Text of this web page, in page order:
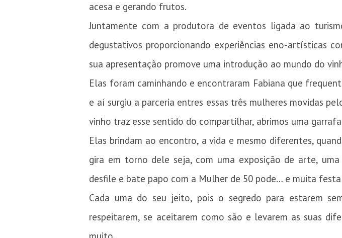
acesa e gerando frutos.
Juntamente com a produtora de eventos ligada ao
degustativos proporcionando experiências eno-artísticas
sua apresentação promove uma introdução ao mundo do
Elas foram caminhando e encontraram Fabiana que
e aí surgiu a parceria entres essas três mulheres movidas
vinho traz esse sentido do compartilhar, abrimos uma
Elas brindam ao encontro, a vida e mesmo diferentes,
gira em torno dele seja, com uma exposição de arte,
desfile e bate papo com a Mulher de 50 pode… e muita
Cada uma do seu jeito, pois o segredo para estarem
respeitarem, se aceitarem como são e levarem as suas